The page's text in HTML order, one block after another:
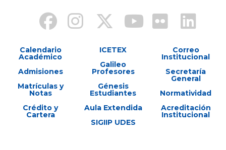
Calendario
Académico
Admisiones
Matrículas y
Notas
Crédito y
Cartera
ICETEX
Galileo
Profesores
Génesis
Estudiantes
Aula Extendida
SIGIIP UDES
Correo
Institucional
Secretaría
General
Normatividad
Acreditación
Institucional